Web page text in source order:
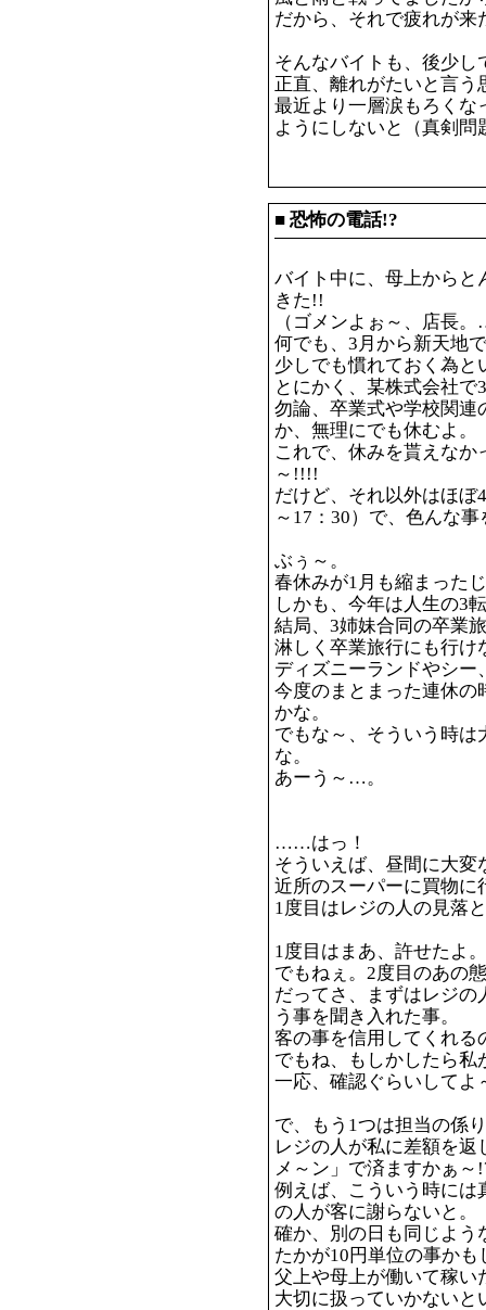
だから、それで疲れが
そんなバイトも、後少し
正直、離れがたいと言う
最近より一層涙もろくな
ようにしないと（真剣問
■ 恐怖の電話!?
バイト中に、母上からと
きた!!
（ゴメンよぉ～、店長
何でも、3月から新天地
少しでも慣れておく為と
とにかく、某株式会社
勿論、卒業式や学校関
か、無理にでも休むよ。
これで、休みを貰えな
～!!!!
だけど、それ以外はほぼ
～17：30）で、色んな
ぶぅ～。
春休みが1月も縮まった
しかも、今年は人生の3
結局、3姉妹合同の卒業
淋しく卒業旅行にも行け
ディズニーランドやシー
今度のまとまった連休の
かな。
でもな～、そういう時は
な。
あーう～…。
……はっ！
そういえば、昼間に大
近所のスーパーに買物に
1度目はレジの人の見落
1度目はまあ、許せたよ。
でもねぇ。2度目のあの
だってさ、まずはレジの
う事を聞き入れた事。
客の事を信用してくれる
でもね、もしかしたら私
一応、確認ぐらいしてよ
で、もう1つは担当の係
レジの人が私に差額を
メ～ン」で済ますかぁ～
例えば、こういう時には
の人が客に謝らないと。
確か、別の日も同じよう
たかが10円単位の事か
父上や母上が働いて稼い
大切に扱っていかないと